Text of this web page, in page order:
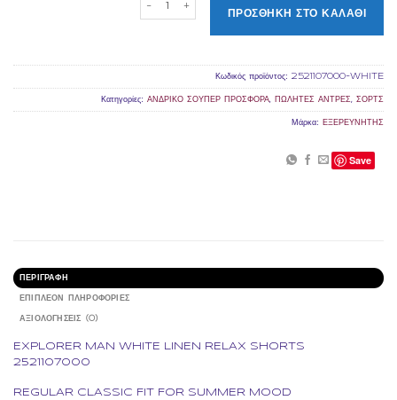
ΠΡΟΣΘΉΚΗ ΣΤΟ ΚΑΛΆΘΙ
Κωδικός προϊόντος: 2521107000-WHITE
Κατηγορίες: ΑΝΔΡΙΚΟ ΣΟΥΠΕΡ ΠΡΟΣΦΟΡΑ, ΠΩΛΗΤΕΣ ΑΝΤΡΕΣ, ΣΟΡΤΣ
Μάρκα: ΕΞΕΡΕΥΝΗΤΗΣ
Save
ΠΕΡΙΓΡΑΦΉ
ΕΠΙΠΛΈΟΝ ΠΛΗΡΟΦΟΡΊΕΣ
ΑΞΙΟΛΟΓΉΣΕΙΣ (0)
EXPLORER MAN WHITE LINEN RELAX SHORTS
2521107000
REGULAR CLASSIC FIT FOR SUMMER MOOD